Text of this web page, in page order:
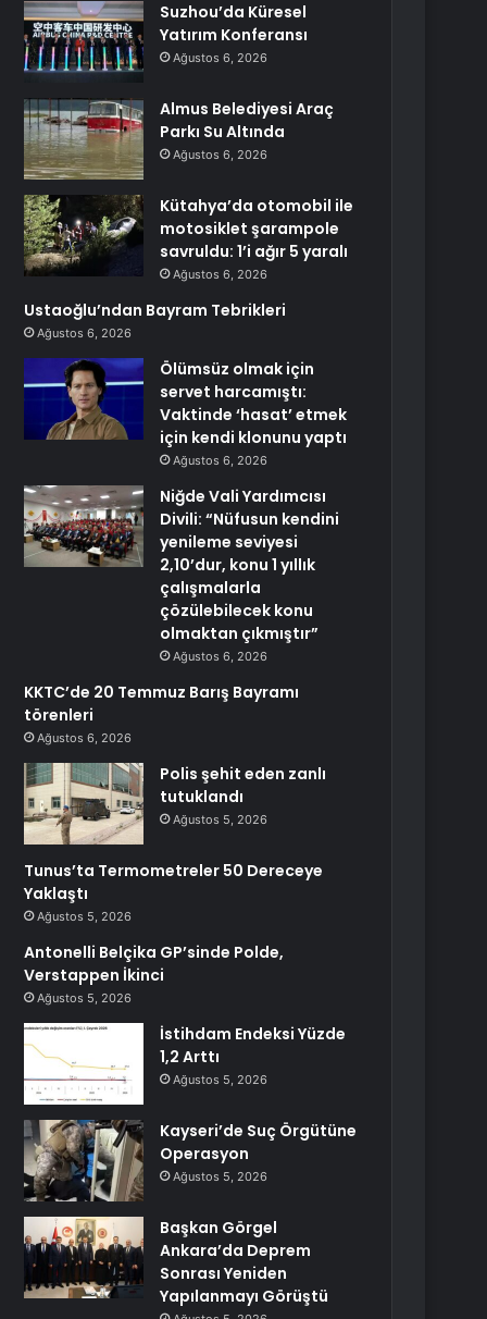
Suzhou’da Küresel
Yatırım Konferansı
Ağustos 6, 2026
Almus Belediyesi Araç
Parkı Su Altında
Ağustos 6, 2026
Kütahya’da otomobil ile
motosiklet şarampole
savruldu: 1’i ağır 5 yaralı
Ağustos 6, 2026
Ustaoğlu’ndan Bayram Tebrikleri
Ağustos 6, 2026
Ölümsüz olmak için
servet harcamıştı:
Vaktinde ‘hasat’ etmek
için kendi klonunu yaptı
Ağustos 6, 2026
Niğde Vali Yardımcısı
Divili: “Nüfusun kendini
yenileme seviyesi
2,10’dur, konu 1 yıllık
çalışmalarla
çözülebilecek konu
olmaktan çıkmıştır”
Ağustos 6, 2026
KKTC’de 20 Temmuz Barış Bayramı
törenleri
Ağustos 6, 2026
Polis şehit eden zanlı
tutuklandı
Ağustos 5, 2026
Tunus’ta Termometreler 50 Dereceye
Yaklaştı
Ağustos 5, 2026
Antonelli Belçika GP’sinde Polde,
Verstappen İkinci
Ağustos 5, 2026
İstihdam Endeksi Yüzde
1,2 Arttı
Ağustos 5, 2026
Kayseri’de Suç Örgütüne
Operasyon
Ağustos 5, 2026
Başkan Görgel
Ankara’da Deprem
Sonrası Yeniden
Yapılanmayı Görüştü